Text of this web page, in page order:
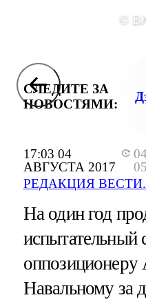
17:03 04
АВГУСТА 2017
РЕДАКЦИЯ
©
СЛЕДИТЕ ЗА
НОВОСТЯМИ:
На один год
испытательный
оппозиционеру
Навальному за